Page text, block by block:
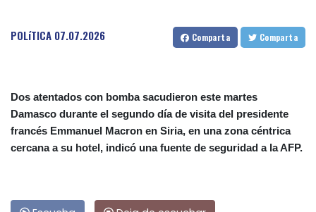
POLíTICA 07.07.2026 Comparta Comparta
Dos atentados con bomba sacudieron este martes
Damasco durante el segundo día de visita del presidente
francés Emmanuel Macron en Siria, en una zona céntrica
cercana a su hotel, indicó una fuente de seguridad a la AFP.